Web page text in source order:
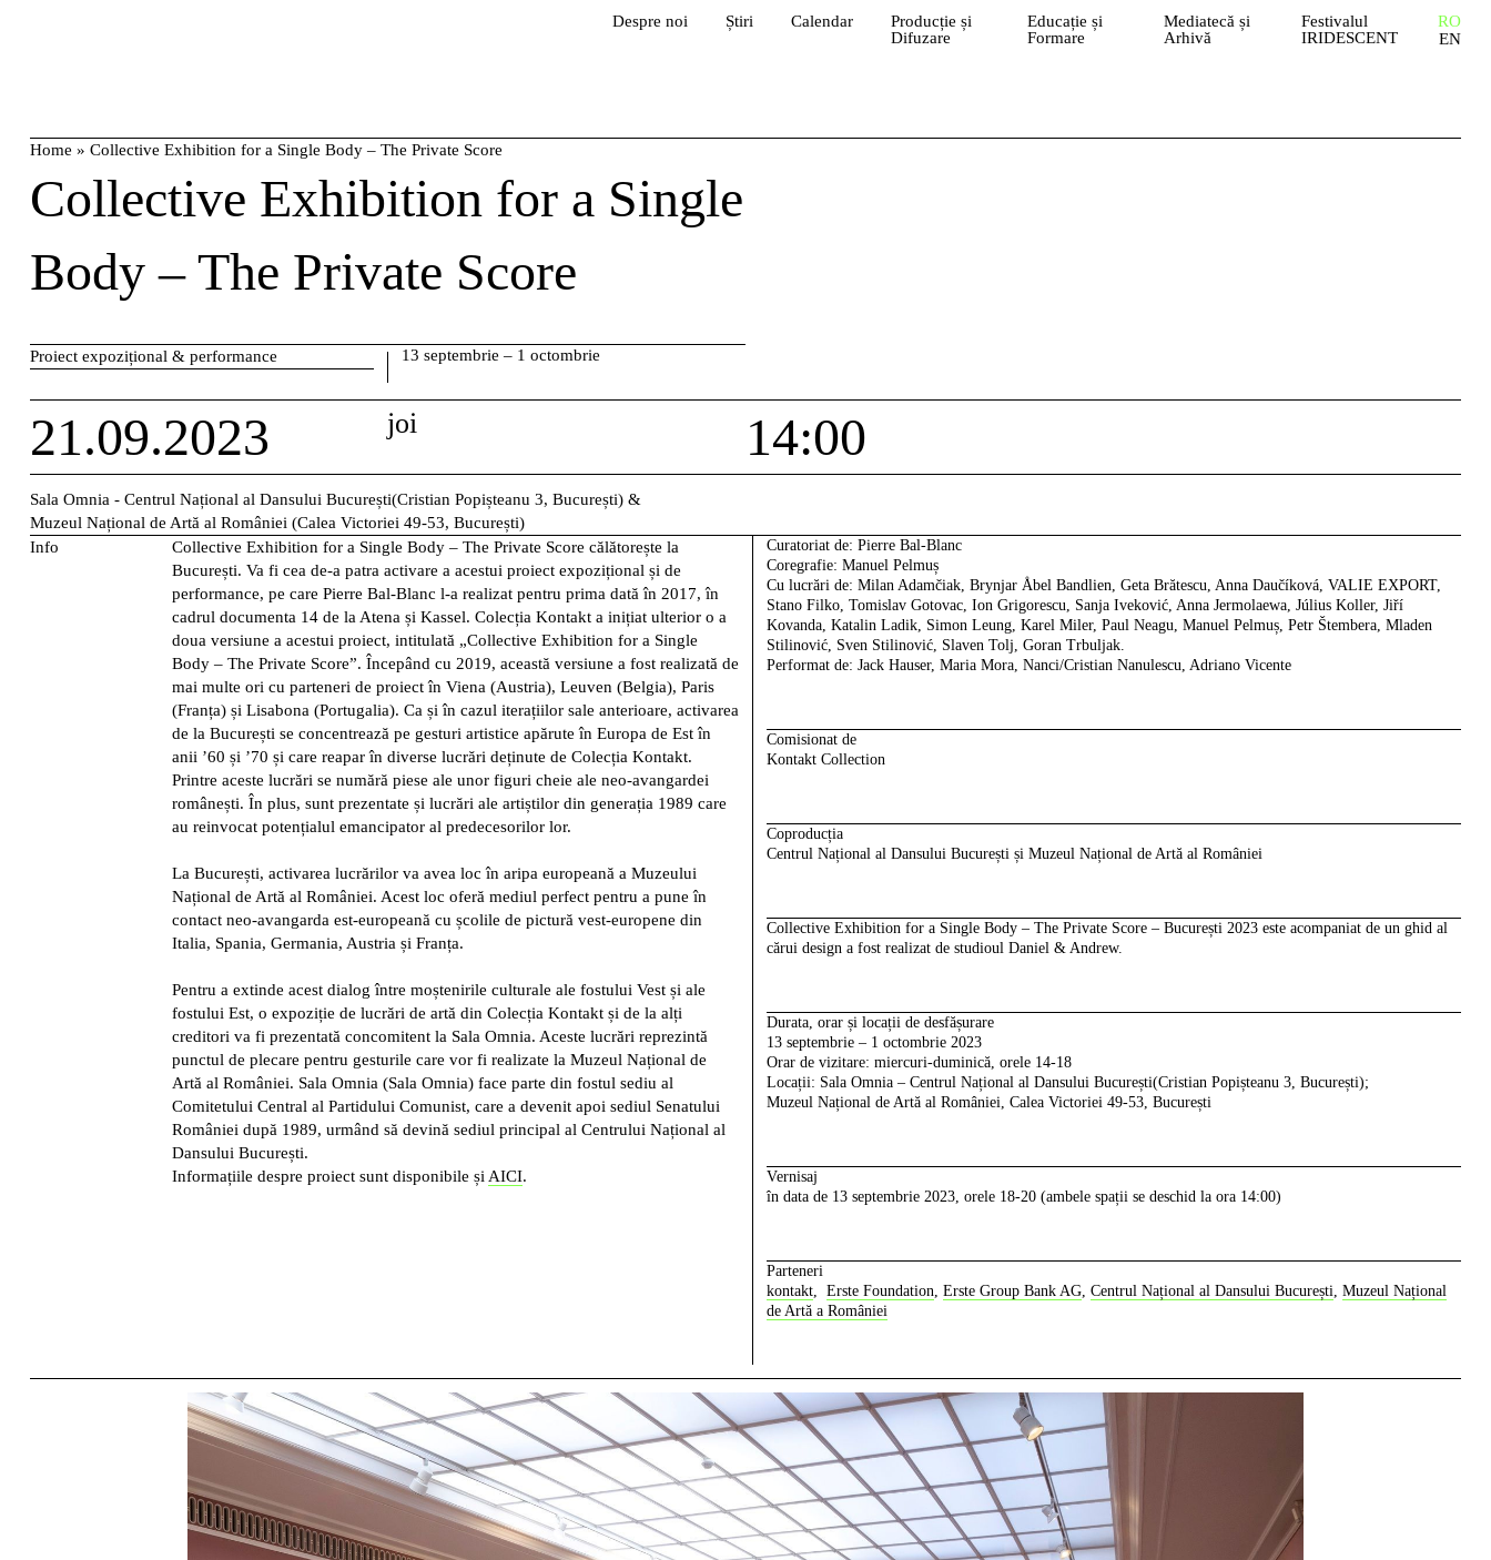
Despre noi Știri Calendar
Producție și
Difuzare
Educație și
Formare
Mediatecă și
Arhivă
Festivalul
IRIDESCENT
RO
EN
Home » Collective Exhibition for a Single Body – The Private Score
Collective Exhibition for a Single
Body – The Private Score
Proiect expozițional & performance 13 septembrie – 1 octombrie
21.09.2023 joi 14:00
Sala Omnia - Centrul Național al Dansului București(Cristian Popișteanu 3, București) &
Muzeul Național de Artă al României (Calea Victoriei 49-53, București)
Info
Collective Exhibition for a Single Body – The Private Score călătorește la
București. Va fi cea de-a patra activare a acestui proiect expozițional și de
performance, pe care Pierre Bal-Blanc l-a realizat pentru prima dată în 2017, în
cadrul documenta 14 de la Atena și Kassel. Colecția Kontakt a inițiat ulterior o a
doua versiune a acestui proiect, intitulată „Collective Exhibition for a Single
Body – The Private Score”. Începând cu 2019, această versiune a fost realizată de
mai multe ori cu parteneri de proiect în Viena (Austria), Leuven (Belgia), Paris
(Franța) și Lisabona (Portugalia). Ca și în cazul iterațiilor sale anterioare, activarea
de la București se concentrează pe gesturi artistice apărute în Europa de Est în
anii ’60 și ’70 și care reapar în diverse lucrări deținute de Colecția Kontakt.
Printre aceste lucrări se numără piese ale unor figuri cheie ale neo-avangardei
românești. În plus, sunt prezentate și lucrări ale artiștilor din generația 1989 care
au reinvocat potențialul emancipator al predecesorilor lor.
La București, activarea lucrărilor va avea loc în aripa europeană a Muzeului
Național de Artă al României. Acest loc oferă mediul perfect pentru a pune în
contact neo-avangarda est-europeană cu școlile de pictură vest-europene din
Italia, Spania, Germania, Austria și Franța.
Pentru a extinde acest dialog între moștenirile culturale ale fostului Vest și ale
fostului Est, o expoziție de lucrări de artă din Colecția Kontakt și de la alți
creditori va fi prezentată concomitent la Sala Omnia. Aceste lucrări reprezintă
punctul de plecare pentru gesturile care vor fi realizate la Muzeul Național de
Artă al României. Sala Omnia (Sala Omnia) face parte din fostul sediu al
Comitetului Central al Partidului Comunist, care a devenit apoi sediul Senatului
României după 1989, urmând să devină sediul principal al Centrului Național al
Dansului București.
Informațiile despre proiect sunt disponibile șiAICI.
Curatoriat de: Pierre Bal-Blanc
Coregrafie: Manuel Pelmuș
Cu lucrări de: Milan Adamčiak, Brynjar Åbel Bandlien, Geta Brătescu, Anna Daučíková, VALIE EXPORT,
Stano Filko, Tomislav Gotovac, Ion Grigorescu, Sanja Iveković, Anna Jermolaewa, Július Koller, Jiří
Kovanda, Katalin Ladik, Simon Leung, Karel Miler, Paul Neagu, Manuel Pelmuș, Petr Štembera, Mladen
Stilinović, Sven Stilinović, Slaven Tolj, Goran Trbuljak.
Performat de: Jack Hauser, Maria Mora, Nanci/Cristian Nanulescu, Adriano Vicente
Comisionat de
Kontakt Collection
Coproducția
Centrul Național al Dansului București și Muzeul Național de Artă al României
Collective Exhibition for a Single Body – The Private Score – București 2023 este acompaniat de un ghid al
cărui design a fost realizat de studioul Daniel & Andrew.
Durata, orar și locații de desfășurare
13 septembrie – 1 octombrie 2023
Orar de vizitare: miercuri-duminică, orele 14-18
Locații: Sala Omnia – Centrul Național al Dansului București(Cristian Popișteanu 3, București);
Muzeul Național de Artă al României, Calea Victoriei 49-53, București
Vernisaj
în data de 13 septembrie 2023, orele 18-20 (ambele spații se deschid la ora 14:00)
Parteneri
kontakt, Erste Foundation, Erste Group Bank AG, Centrul Național al Dansului București, Muzeul Național
de Artă a României